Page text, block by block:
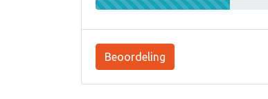
Beoordeling